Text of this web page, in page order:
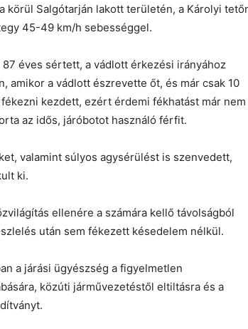
körül Salgótarján lakott területén, a Károlyi
45-49 km/h sebességgel.
éves sértett, a vádlott érkezési irányához
amikor a vádlott észrevette őt, és már csak 10
kezdett, ezért érdemi fékhatást már nem
az idős, járóbotot használó férfit.
valamint súlyos agysérülést is szenvedett,
ki.
ellenére a számára kellő távolságból
után sem fékezett késedelem nélkül.
a járási ügyészség a figyelmetlen
közúti járművezetéstől eltiltásra és a